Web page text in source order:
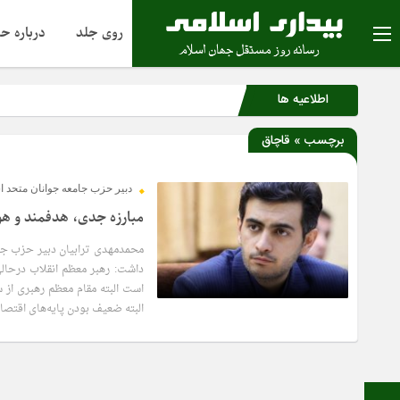
روی جلد درباره
اطلاعیه ها
برچسب » قاچاق
دبیر حزب جامعه جوانان
مبارزه جدی، هدفمند و
محمدمهدی ترابیان دبیر حزب
داشت: رهبر معظم انقلاب
البته ضعیف بودن پایه‌های